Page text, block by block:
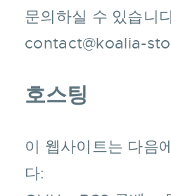
문의하실 수 있습니
contact@koalia-
호스팅
이 웹사이트는 다음
다: